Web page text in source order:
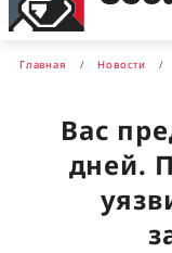
Главная Новости
Вас
дней.